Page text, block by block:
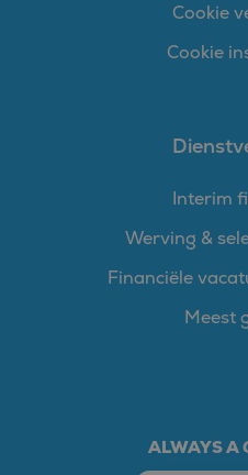
Cookie
Cookie
Interim
Werving &
Financiële
Meest
ALWAYS A